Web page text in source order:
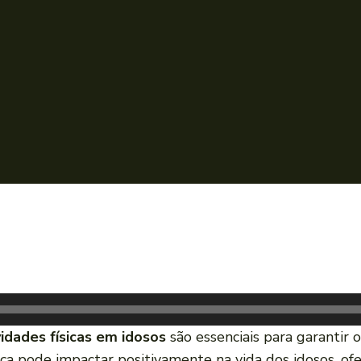
físicas em idosos são essenciais para garantir